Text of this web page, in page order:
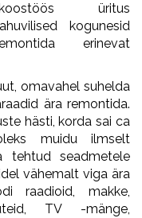
üritus
kogunesid
erinevat
omavahel suhelda
ära remontida.
hästi, korda sai ca
muidu ilmselt
tehtud seadmetele
vähemalt viga ära
raadioid, makke,
TV -mänge,